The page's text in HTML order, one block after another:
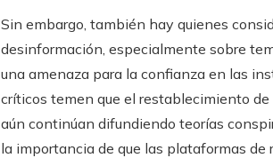
Sin embargo, también hay quienes
desinformación, especialmente sobre
una amenaza para la confianza en las
críticos temen que el restablecimiento
aún continúan difundiendo teorías
la importancia de que las plataformas